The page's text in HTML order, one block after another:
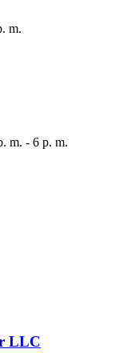
m.
m. - 6 p. m.
LLC